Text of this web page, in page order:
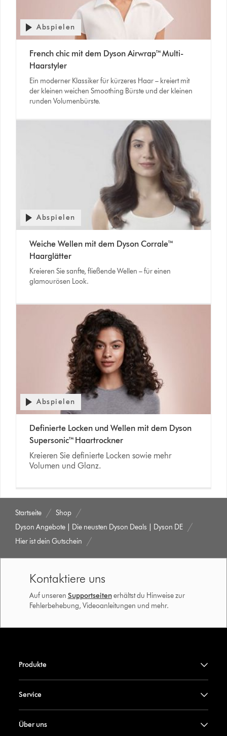
Abspielen
French chic mit dem Dyson Airwrap™ Multi-
Haarstyler
Ein moderner Klassiker für kürzeres Haar – kreiert mit
der kleinen weichen Smoothing Bürste und der kleinen
runden Volumenbürste.
Abspielen
Weiche Wellen mit dem Dyson Corrale™
Haarglätter
Kreieren Sie sanfte, fließende Wellen – für einen
glamourösen Look.
Abspielen
Definierte Locken und Wellen mit dem Dyson
Supersonic™ Haartrockner
Kreieren Sie definierte Locken sowie mehr
Volumen und Glanz.
Startseite
Shop
Dyson Angebote | Die neusten Dyson Deals | Dyson DE
Hier ist dein Gutschein
Kontaktiere uns
Auf unseren Supportseiten erhältst du Hinweise zur
Fehlerbehebung, Videoanleitungen und mehr.
Produkte
Service
Über uns